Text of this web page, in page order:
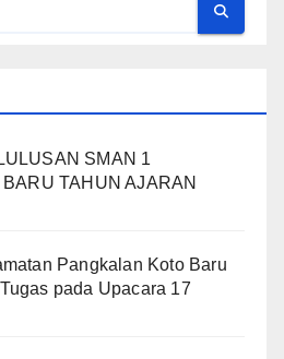
SMAN 1
TAHUN AJARAN
Pangkalan Koto Baru
pada Upacara 17